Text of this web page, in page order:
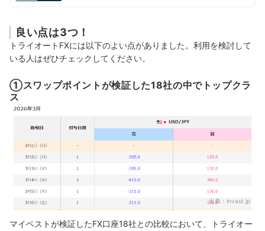
良い点は3つ！
トライオートFXには以下のよい点がありました。利用を検討して
いる人はぜひチェックしてください。
①スワップポイントが検証した18社の中でトップクラ
ス
出典： invast.jp
マイベストが検証したFX口座18社との比較において、トライオー